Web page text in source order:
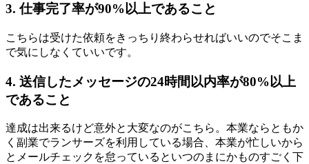
3. 仕事完了率が90%以上であること
こちらは受けた依頼をきっちり終わらせればいいのでそこま
で気にしなくていいです。
4. 送信したメッセージの24時間以内率が80%以上
であること
達成は出来るけど意外と大変なのがこちら。本業ならともか
く副業でランサーズを利用している場合、本業が忙しいから
とメールチェックを怠っているといつのまにかものすごく下